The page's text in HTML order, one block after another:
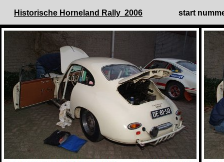
Historische Horneland Rally 2006 start